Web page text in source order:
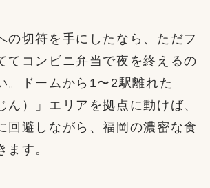
の切符を手にしたなら、ただフ
てコンビニ弁当で夜を終えるの
。ドームから1〜2駅離れた
ん）」エリアを拠点に動けば、
回避しながら、福岡の濃密な食
ます。